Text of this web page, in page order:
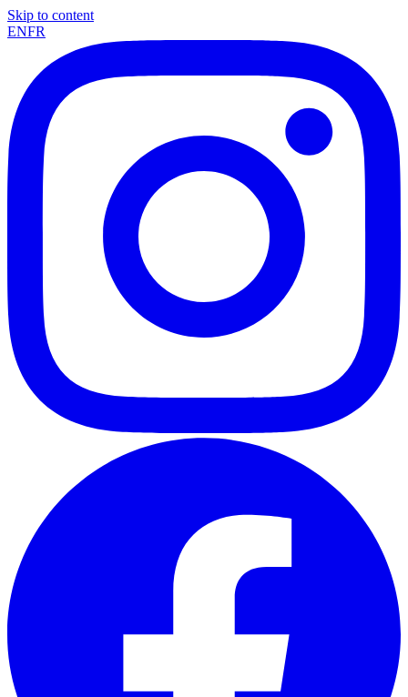
Skip to content
ENFR